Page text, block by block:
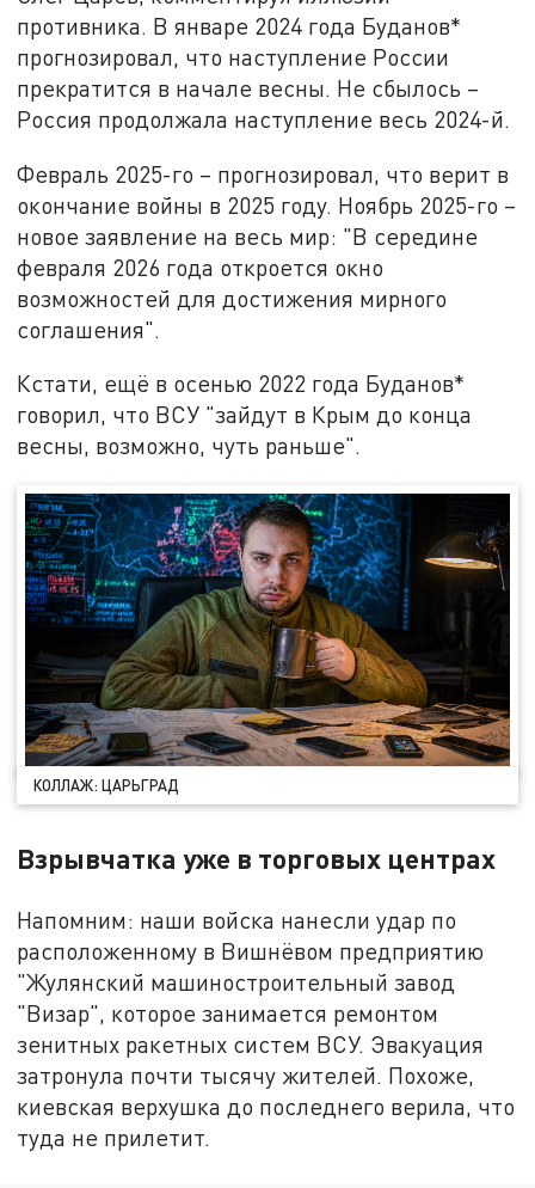
противника. В январе 2024 года Буданов*
прогнозировал, что наступление России
прекратится в начале весны. Не сбылось –
Россия продолжала наступление весь 2024-й.
Февраль 2025-го – прогнозировал, что верит в
окончание войны в 2025 году. Ноябрь 2025-го –
новое заявление на весь мир: "В середине
февраля 2026 года откроется окно
возможностей для достижения мирного
соглашения".
Кстати, ещё в осенью 2022 года Буданов*
говорил, что ВСУ "зайдут в Крым до конца
весны, возможно, чуть раньше".
КОЛЛАЖ: ЦАРЬГРАД
Взрывчатка уже в торговых центрах
Напомним: наши войска нанесли удар по
расположенному в Вишнёвом предприятию
"Жулянский машиностроительный завод
"Визар", которое занимается ремонтом
зенитных ракетных систем ВСУ. Эвакуация
затронула почти тысячу жителей. Похоже,
киевская верхушка до последнего верила, что
туда не прилетит.